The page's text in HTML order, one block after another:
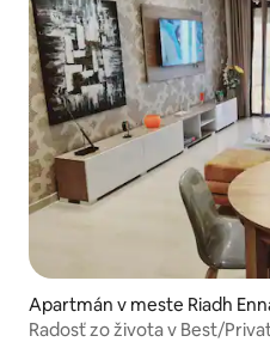
Apartmán v meste Riadh
Radosť zo života v Best/